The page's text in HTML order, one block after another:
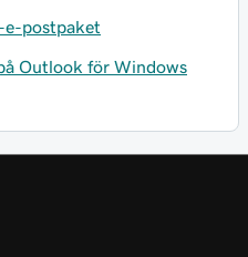
postpaket
Outlook för Windows